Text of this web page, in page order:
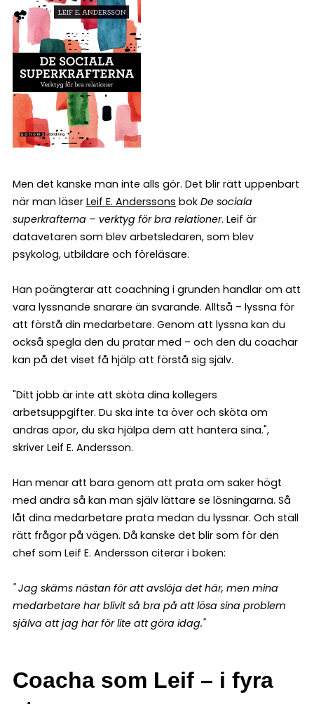
Men det kanske man inte alls gör. Det blir rätt uppenbart
när man läser Leif E. Anderssons bok De sociala
superkrafterna – verktyg för bra relationer. Leif är
datavetaren som blev arbetsledaren, som blev
psykolog, utbildare och föreläsare.
Han poängterar att coachning i grunden handlar om att
vara lyssnande snarare än svarande. Alltså – lyssna för
att förstå din medarbetare. Genom att lyssna kan du
också spegla den du pratar med – och den du coachar
kan på det viset få hjälp att förstå sig själv.
"Ditt jobb är inte att sköta dina kollegers
arbetsuppgifter. Du ska inte ta över och sköta om
andras apor, du ska hjälpa dem att hantera sina.",
skriver Leif E. Andersson.
Han menar att bara genom att prata om saker högt
med andra så kan man själv lättare se lösningarna. Så
låt dina medarbetare prata medan du lyssnar. Och ställ
rätt frågor på vägen. Då kanske det blir som för den
chef som Leif E. Andersson citerar i boken:
" Jag skäms nästan för att avslöja det här, men mina
medarbetare har blivit så bra på att lösa sina problem
själva att jag har för lite att göra idag."
Coacha som Leif – i fyra